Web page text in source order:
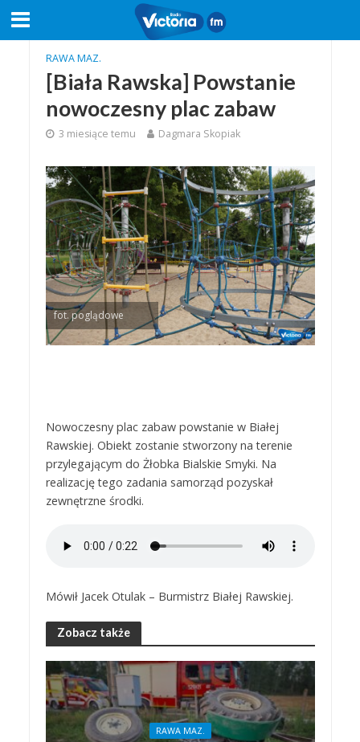
RAWA MAZ.
[Biała Rawska] Powstanie
nowoczesny plac zabaw
3 miesiące temu Dagmara Skopiak
fot. poglądowe
Nowoczesny plac zabaw powstanie w Białej
Rawskiej. Obiekt zostanie stworzony na terenie
przylegającym do Żłobka Bialskie Smyki. Na
realizację tego zadania samorząd pozyskał
zewnętrzne środki.
Mówił Jacek Otulak – Burmistrz Białej Rawskiej.
Zobacz także
RAWA MAZ.